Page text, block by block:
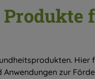
Hier
zur